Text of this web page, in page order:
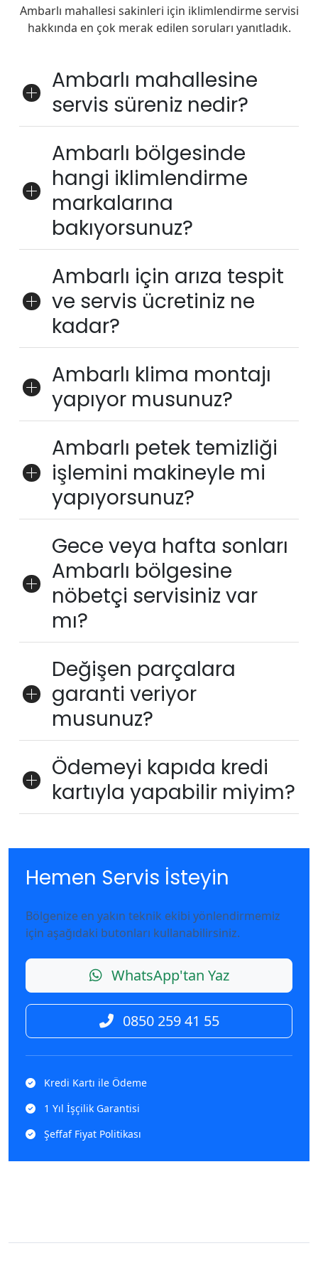
Ambarlı mahallesi sakinleri için iklimlendirme servisi
hakkında en çok merak edilen soruları yanıtladık.
Ambarlı mahallesine
servis süreniz nedir?
Ambarlı bölgesinde
hangi iklimlendirme
markalarına
bakıyorsunuz?
Ambarlı için arıza tespit
ve servis ücretiniz ne
kadar?
Ambarlı klima montajı
yapıyor musunuz?
Ambarlı petek temizliği
işlemini makineyle mi
yapıyorsunuz?
Gece veya hafta sonları
Ambarlı bölgesine
nöbetçi servisiniz var
mı?
Değişen parçalara
garanti veriyor
musunuz?
Ödemeyi kapıda kredi
kartıyla yapabilir miyim?
Hemen Servis İsteyin
Bölgenize en yakın teknik ekibi yönlendirmemiz
için aşağıdaki butonları kullanabilirsiniz.
WhatsApp'tan Yaz
0850 259 41 55
Kredi Kartı ile Ödeme
1 Yıl İşçilik Garantisi
Şeffaf Fiyat Politikası